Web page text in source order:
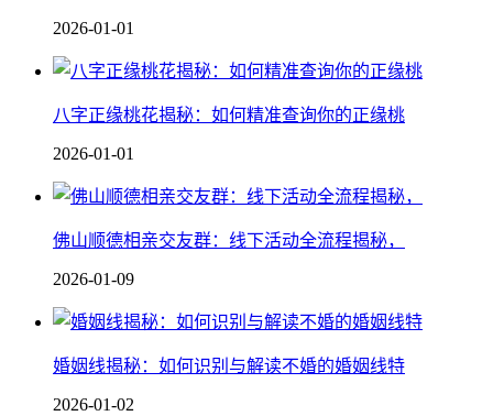
2026-01-01
八字正缘桃花揭秘：如何精准查询你的正缘桃
2026-01-01
佛山顺德相亲交友群：线下活动全流程揭秘，
2026-01-09
婚姻线揭秘：如何识别与解读不婚的婚姻线特
2026-01-02